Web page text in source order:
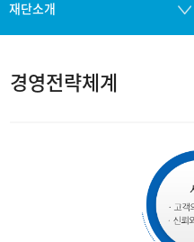
재단소개
경영전략체계